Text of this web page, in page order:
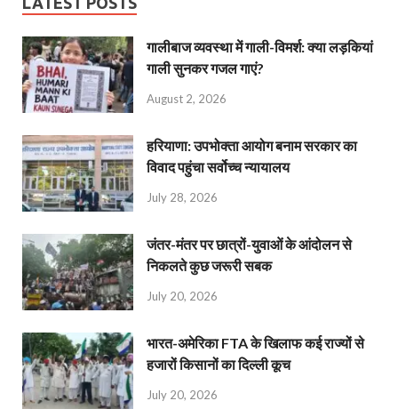
गालीबाज व्‍यवस्‍था में गाली-विमर्श: क्या लड़कियां
गाली सुनकर गजल गाएं?
August 2, 2026
हरियाणा: उपभोक्ता आयोग बनाम सरकार का
विवाद पहुंचा सर्वोच्च न्यायालय
July 28, 2026
जंतर-मंतर पर छात्रों-युवाओं के आंदोलन से
निकलते कुछ जरूरी सबक
July 20, 2026
भारत-अमेरिका FTA के खिलाफ कई राज्यों से
हजारों किसानों का दिल्ली कूच
July 20, 2026